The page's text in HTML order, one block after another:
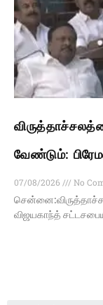
வேண்டும்:
07/08/2026
No
விஜயகாந்த்